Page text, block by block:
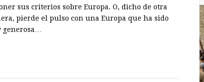
sus criterios sobre Europa. O, dicho de otra
pierde el pulso con una Europa que ha sido
generosa…